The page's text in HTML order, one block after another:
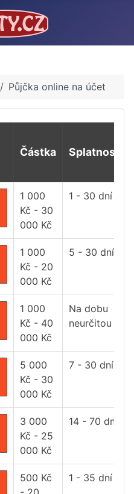
Půjčka online na účet
Částka Splatnost
1 000
Kč - 30
000 Kč
1 - 30 dní
1 000
Kč - 20
000 Kč
5 - 30 dní
1 000
Kč - 40
000 Kč
Na dobu
neurčitou
5 000
Kč - 30
000 Kč
7 - 30 dní
3 000
Kč - 25
000 Kč
14 - 70 dní
500 Kč
1 - 35 dní